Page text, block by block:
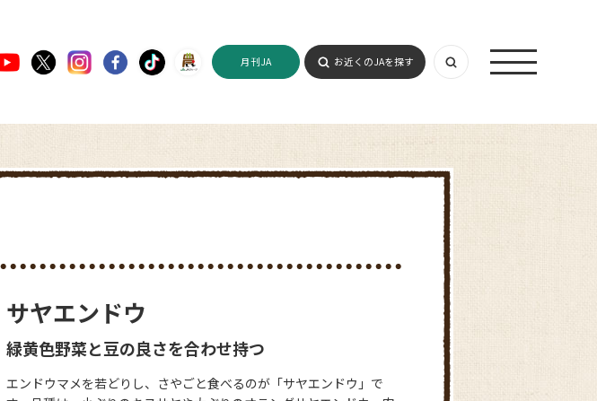
月刊JA お近くのJAを探す
サヤエンドウ
緑黄色野菜と豆の良さを合わせ持つ
エンドウマメを若どりし、さやごと食べるのが「サヤエンドウ」で